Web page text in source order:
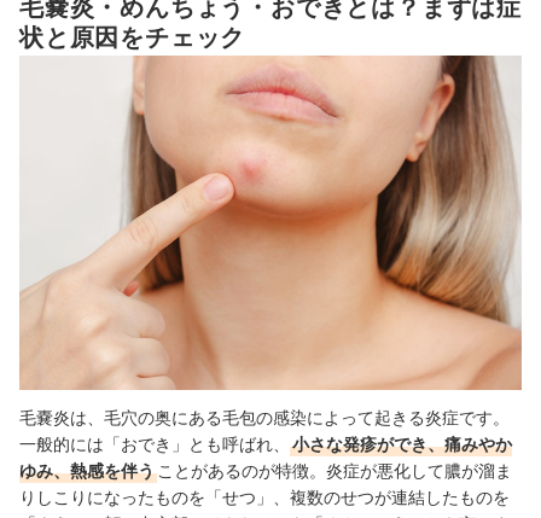
毛嚢炎・めんちょう・おできの市販薬の売れ筋ランキングもチェック！
毛嚢炎・めんちょう・おできとは？まずは症
状と原因をチェック
毛嚢炎は、毛穴の奥にある毛包の感染によって起きる炎症です。
一般的には「おでき」とも呼ばれ、
小さな発疹ができ、痛みやか
ゆみ、熱感を伴う ことがあるのが特徴。 炎症が悪化して膿が溜ま
りしこりになったものを「せつ」、複数のせつが連結したものを